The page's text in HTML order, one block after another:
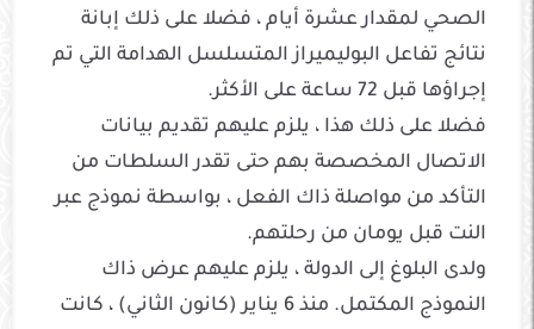
الصحي لمقدار عشرة أيام ، فضلا على ذلك إبانة
نتائج تفاعل البوليميراز المتسلسل الهدامة التي تم
إجراؤها قبل 72 ساعة على الأكثر.
فضلا على ذلك هذا ، يلزم عليهم تقديم بيانات
الاتصال المخصصة بهم حتى تقدر السلطات من
التأكد من مواصلة ذاك الفعل ، بواسطة نموذج عبر
النت قبل يومان من رحلتهم.
ولدى البلوغ إلى الدولة ، يلزم عليهم عرض ذاك
النموذج المكتمل. منذ 6 يناير (كانون الثاني) ، كانت